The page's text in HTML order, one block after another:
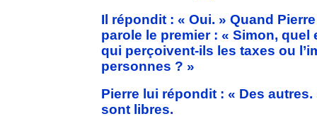
Il répondit : « Oui. » Quand
parole le premier : « Simon,
qui perçoivent-ils les taxes ou
personnes ? »
Pierre lui répondit : « Des
sont libres.